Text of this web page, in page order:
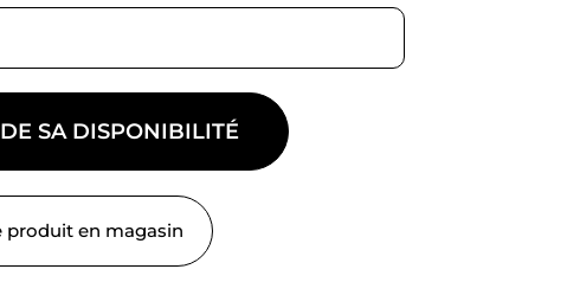
SA DISPONIBILITÉ
produit en magasin